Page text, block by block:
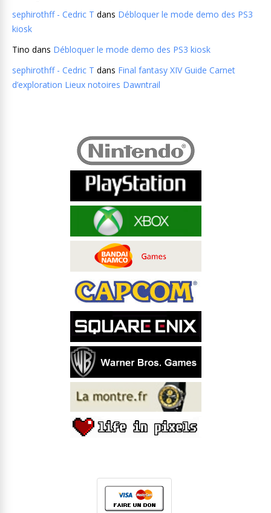
sephirothff - Cedric T dans Débloquer le mode demo des PS3
kiosk
Tino dans Débloquer le mode demo des PS3 kiosk
sephirothff - Cedric T dans Final fantasy XIV Guide Carnet
d’exploration Lieux notoires Dawntrail